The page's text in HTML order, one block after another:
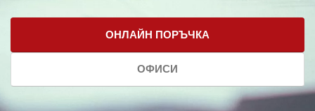
ОНЛАЙН ПОРЪЧКА
ОФИСИ